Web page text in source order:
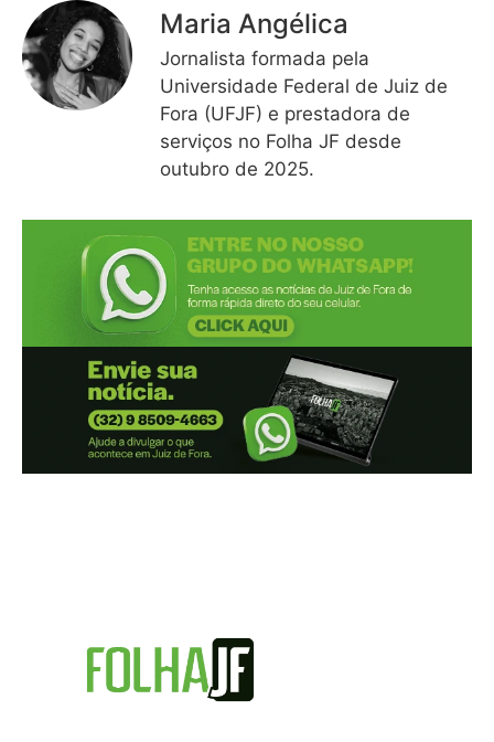
Maria Angélica
Jornalista formada pela
Universidade Federal de Juiz de
Fora (UFJF) e prestadora de
serviços no Folha JF desde
outubro de 2025.